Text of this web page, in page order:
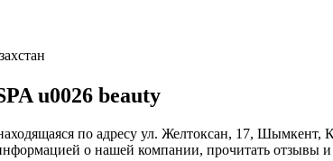
u0026 beauty
по адресу ул. Желтоксан, 17,
о нашей компании, прочитать отзывы